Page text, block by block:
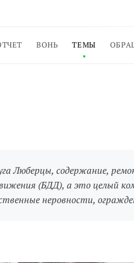
ВОНЬ ТЕМЫ
Люберцы, содержание,
(БДД), а это целый
неровности,